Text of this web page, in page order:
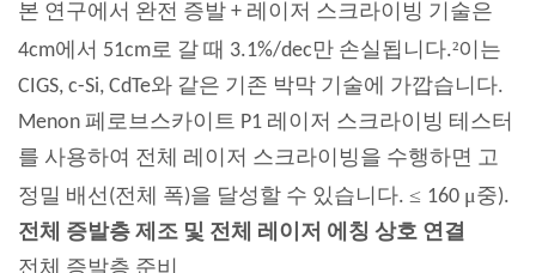
본 연구에서 완전 증발 + 레이저 스크라이빙 기술은
4cm에서 51cm로 갈 때 3.1%/dec만 손실됩니다.²이는
CIGS, c-Si, CdTe와 같은 기존 박막 기술에 가깝습니다.
Menon 페로브스카이트 P1 레이저 스크라이빙 테스터
를 사용하여 전체 레이저 스크라이빙을 수행하면 고
정밀 배선(전체 폭)을 달성할 수 있습니다. ≤ 160 μ중).
전체 증발층 제조 및 전체 레이저 에칭 상호 연결
전체 증발층 준비